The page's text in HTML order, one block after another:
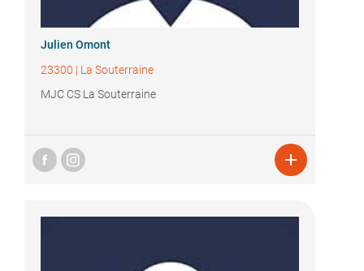
Julien Omont
23300 | La Souterraine
MJC CS La Souterraine
